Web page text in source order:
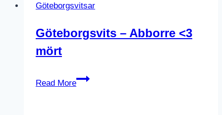
sen
Göteborgsvitsar
Göteborgsvits – Abborre <3
mört
Read More
Göteborgsvits